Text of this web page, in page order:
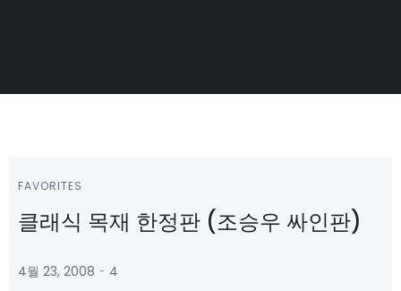
FAVORITES
클래식 목재 한정판 (조승우 싸인판)
4월 23, 2008 - 4